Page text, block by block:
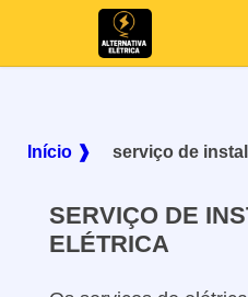
Início ❱ serviço de
SERVIÇO DE
ELÉTRICA